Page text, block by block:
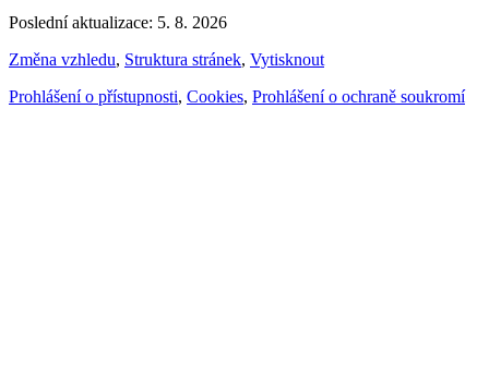
Poslední aktualizace: 5. 8. 2026
Změna vzhledu, Struktura stránek, Vytisknout
Prohlášení o přístupnosti, Cookies, Prohlášení o ochraně soukromí